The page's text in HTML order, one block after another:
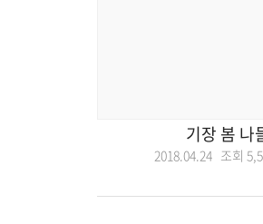
기장 봄 나
2018.04.24 조회